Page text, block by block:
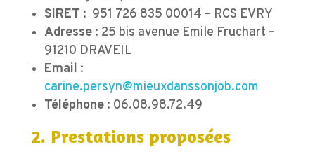
SIRET : 951 726 835 00014 – RCS EVRY
Adresse: 25 bis avenue Emile Fruchart –
91210 DRAVEIL
Email :
carine.persyn@mieuxdanssonjob.com
Téléphone: 06.08.98.72.49
2. Prestations proposées